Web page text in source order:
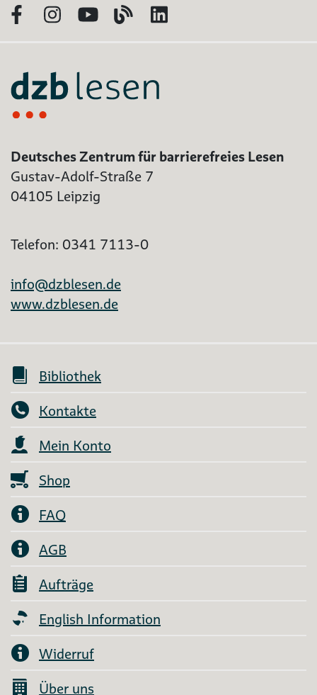
FacebookInstagram
YouTubeBlog
Deutsches Zentrum für barrierefreies Lesen
Gustav-Adolf-Straße 7
04105 Leipzig
Telefon: 0341 7113-0
info@dzblesen.de
www.dzblesen.de
Bibliothek
Kontakte
Mein Konto
Shop
FAQ
AGB
Aufträge
English Information
Widerruf
Über uns